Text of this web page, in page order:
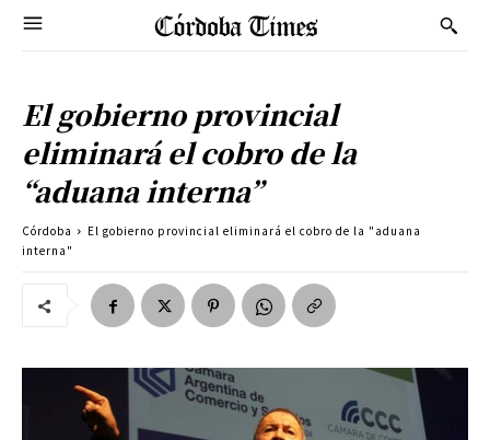
El gobierno provincial
eliminará el cobro de la
“aduana interna”
Córdoba
El gobierno provincial eliminará el cobro de la "aduana
interna"